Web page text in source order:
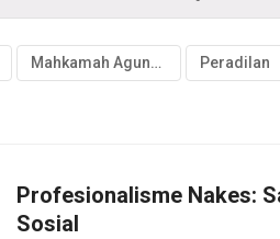
Mahkamah Agung RI Peradilan
Profesionalisme Nakes:
Sosial